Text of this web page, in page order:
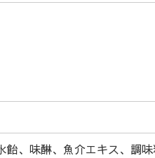
、味醂、魚介エキス、調